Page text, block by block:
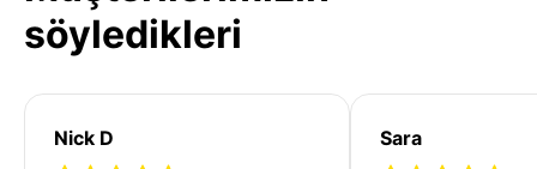
söyledikleri
Nick D Sara